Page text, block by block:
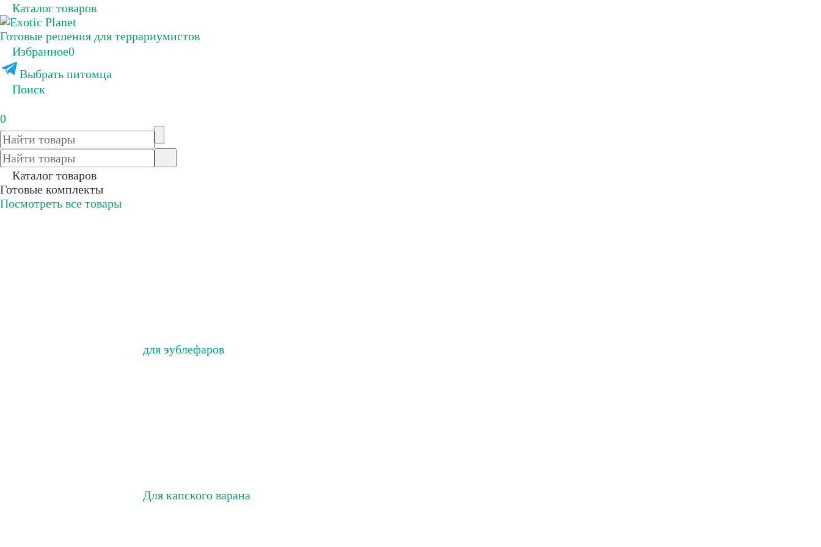
Каталог товаров
Готовые решения для террариумистов
Избранное0
Выбрать питомца
Поиск
0
Каталог товаров
Готовые комплекты
Посмотреть все товары
для эублефаров
Для капского варана